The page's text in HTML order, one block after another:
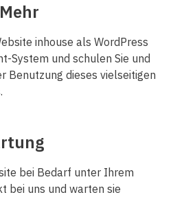
inhouse als WordPress
System und schulen Sie und
Benutzung dieses vielseitigen
bei Bedarf unter Ihrem
bei uns und warten sie